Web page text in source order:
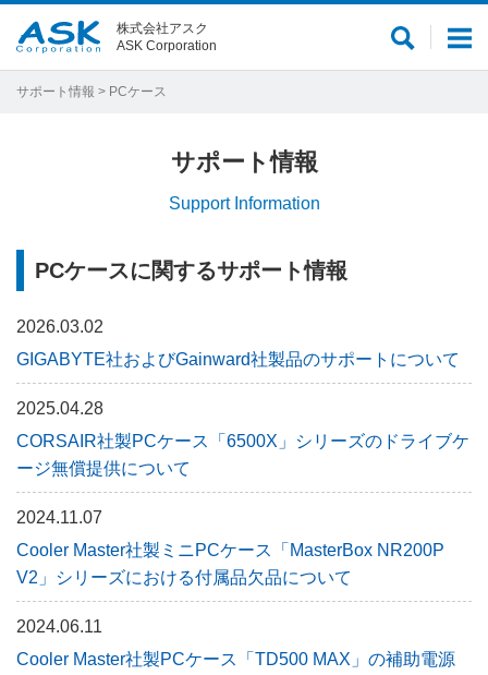
メ
サ
株式会社アスク
ASK Corporation
サポート情報 > PCケース
サポート情報
Support Information
PCケースに関するサポート情報
2026.03.02
GIGABYTE社およびGainward社製品のサポートについて
2025.04.28
CORSAIR社製PCケース「6500X」シリーズのドライブケ
ージ無償提供について
2024.11.07
Cooler Master社製ミニPCケース「MasterBox NR200P
V2」シリーズにおける付属品欠品について
2024.06.11
Cooler Master社製PCケース「TD500 MAX」の補助電源